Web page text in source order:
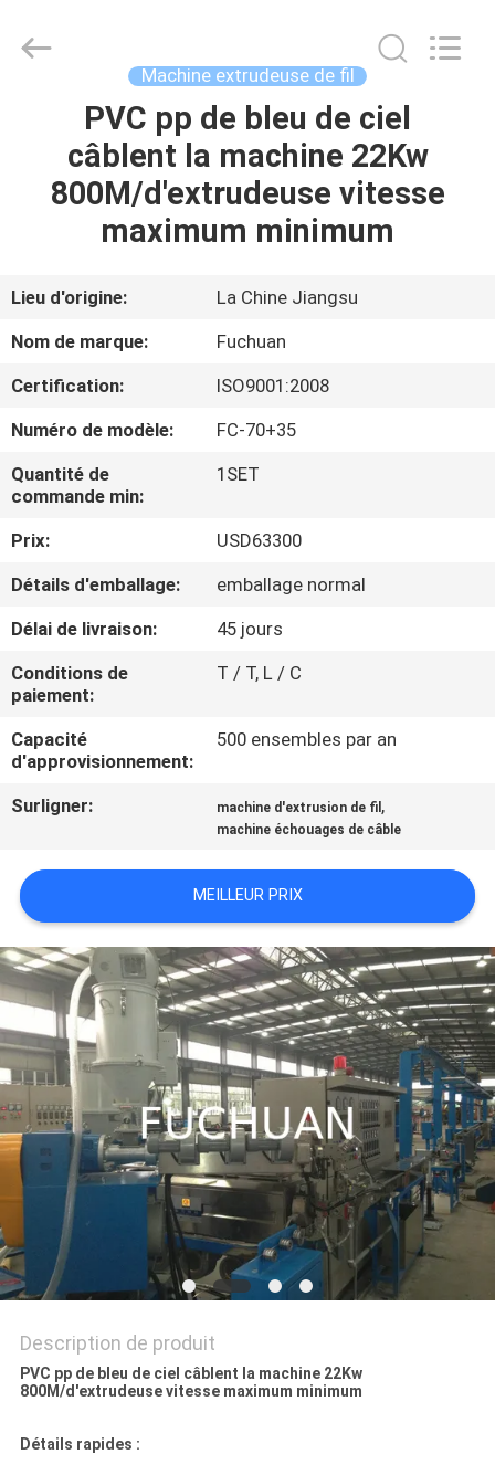
ACCUEIL
PRODUITS
LE
VR
À
PROPOS
DE
NOUS
VISITE
DE
L'USINE
CONTRÔLE
CONTACTEZ-
NOUS
NOUVELLES
LES
AFFAIRES
PLAN
DU
SITE
PRIVACY
POLICY
Electrical
Machine extrudeuse de fil
PVC pp de bleu de ciel
câblent la machine 22Kw
800M/d'extrudeuse vitesse
maximum minimum
Lieu d'origine:
La Chine Jiangsu
Nom de marque:
Fuchuan
Certification:
ISO9001:2008
Numéro de modèle:
FC-70+35
Quantité de
commande min:
1SET
Prix:
USD63300
Détails d'emballage:
emballage normal
Délai de livraison:
45 jours
Conditions de
paiement:
T / T, L / C
Capacité
d'approvisionnement:
500 ensembles par an
Surligner: machine d'extrusion de fil ,
machine échouages de câble
MEILLEUR PRIX
Description de produit
PVC pp de bleu de ciel câblent la machine 22Kw
800M/d'extrudeuse vitesse maximum minimum
Détails rapides :